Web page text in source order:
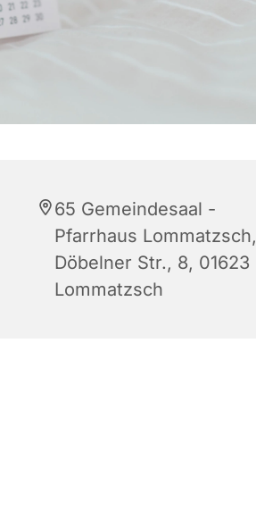
65 Gemeindesaal -
Pfarrhaus Lommatzsch,
Döbelner Str., 8, 01623
Lommatzsch